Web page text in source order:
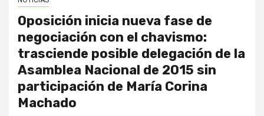
Oposición inicia nueva fase de
negociación con el chavismo:
trasciende posible delegación de la
Asamblea Nacional de 2015 sin
participación de María Corina
Machado